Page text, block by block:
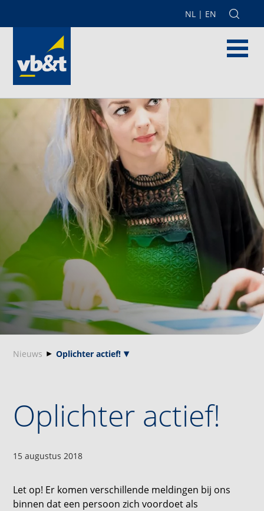
NL | EN
Nieuws Oplichter actief!
Oplichter actief!
15 augustus 2018
Let op! Er komen verschillende meldingen bij ons
binnen dat een persoon zich voordoet als